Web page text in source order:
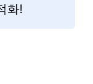
화!